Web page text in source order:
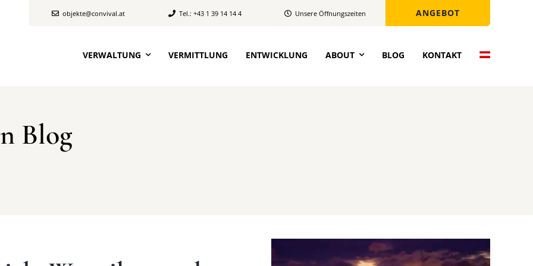
objekte@convival.at Tel.: +43 1 39 14 14 4 Unsere Öffnungszeiten ANGEBOT
VERWALTUNG VERMITTLUNG ENTWICKLUNG ABOUT BLOG KONTAKT
Blog